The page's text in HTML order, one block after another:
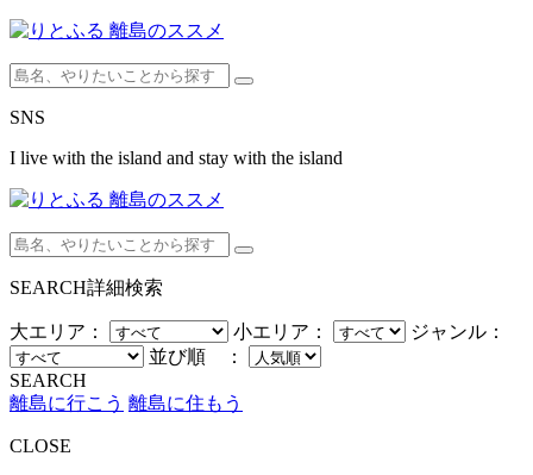
SNS
I live with the island and stay with the island
SEARCH詳細検索
大エリア： 小エリア：
ジャンル：
並び順 ：
SEARCH
離島に行こう 離島に住もう
CLOSE